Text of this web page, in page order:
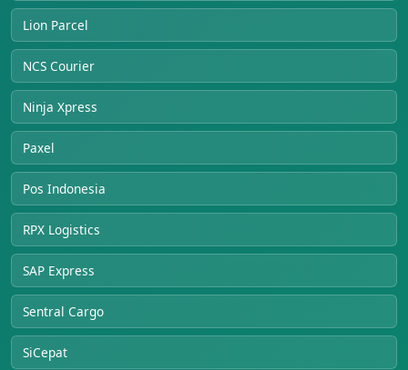
Lion Parcel
NCS Courier
Ninja Xpress
Paxel
Pos Indonesia
RPX Logistics
SAP Express
Sentral Cargo
SiCepat